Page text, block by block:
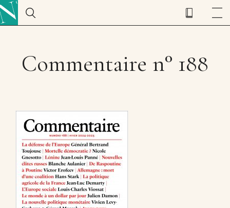
Commentaire n° 188